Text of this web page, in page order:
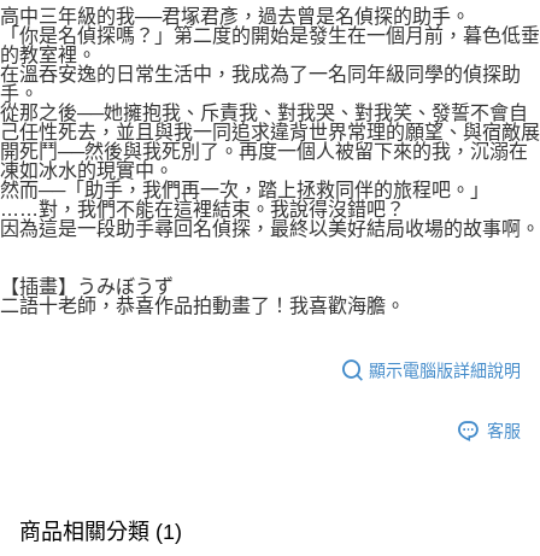
５．嚴禁一人註冊多個帳號或使用他人資訊註冊。若發現惡意使用之情形，
恩沛科技股份有限公司將有權停止該用戶之使用額度並採取法律行動。
高中三年級的我──君塚君彥，過去曾是名偵探的助手。
「你是名偵探嗎？」第二度的開始是發生在一個月前，暮色低垂
的教室裡。
在溫吞安逸的日常生活中，我成為了一名同年級同學的偵探助
手。
從那之後──她擁抱我、斥責我、對我哭、對我笑、發誓不會自
己任性死去，並且與我一同追求違背世界常理的願望、與宿敵展
開死鬥──然後與我死別了。再度一個人被留下來的我，沉溺在
凍如冰水的現實中。
然而──「助手，我們再一次，踏上拯救同伴的旅程吧。」
……對，我們不能在這裡結束。我說得沒錯吧？
因為這是一段助手尋回名偵探，最終以美好結局收場的故事啊。
【插畫】うみぼうず
二語十老師，恭喜作品拍動畫了！我喜歡海膽。
顯示電腦版詳細說明
客服
商品相關分類 (1)